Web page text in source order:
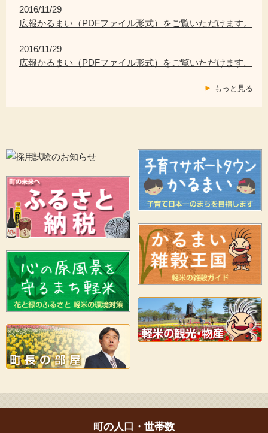
2016/11/29
広報かるまい（PDFファイル形式）をご覧いただけます。
2016/11/29
広報かるまい（PDFファイル形式）をご覧いただけます。
もっと見る
町の人口・世帯数